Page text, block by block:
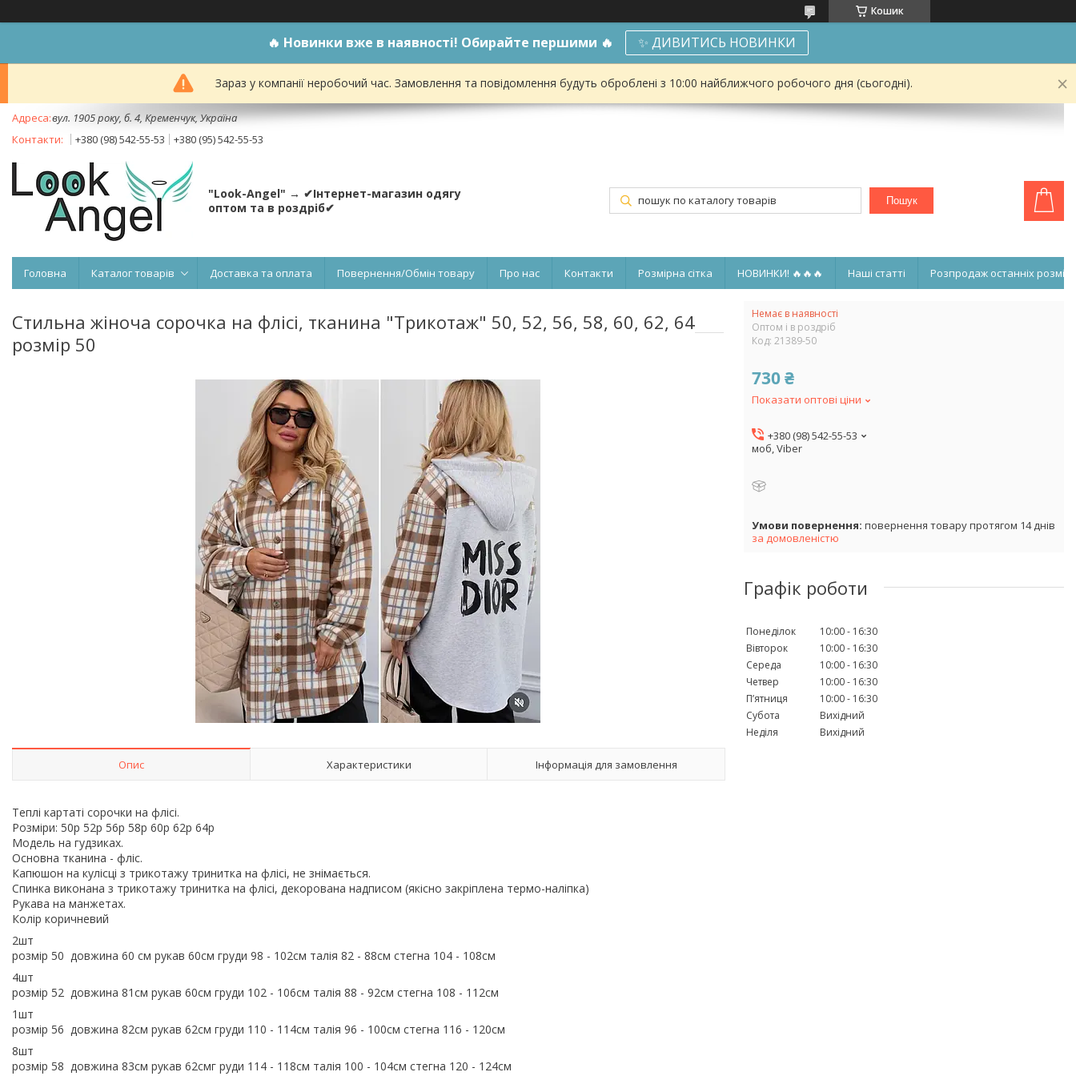
Кошик
🔥 Новинки вже в наявності! Обирайте першими 🔥 ✨ ДИВИТИСЬ НОВИНКИ
Зараз у компанії неробочий час. Замовлення та повідомлення будуть оброблені з 10:00 найближчого робочого дня (сьогодні).
вул. 1905 року, б. 4, Кременчук, Україна
+380 (98) 542-55-53
+380 (95) 542-55-53
"Look-Angel" → ✔Інтернет-магазин одягу
оптом та в роздріб✔
Пошук
Головна Каталог товарів Доставка та оплата Повернення/Обмін товару Про нас Контакти Розмірна сітка НОВИНКИ! 🔥🔥🔥 Наші статті Розпродаж останніх
Стильна жіноча сорочка на флісі, тканина "Трикотаж" 50, 52, 56, 58, 60, 62, 64
розмір 50
Опис Характеристики Інформація для замовлення
Теплі картаті сорочки на флісі.
Розміри: 50р 52р 56р 58р 60р 62р 64р
Модель на гудзиках.
Основна тканина - фліс.
Капюшон на кулісці з трикотажу тринитка на флісі, не знімається.
Спинка виконана з трикотажу тринитка на флісі, декорована надписом (якісно закріплена термо-наліпка)
Рукава на манжетах.
Колір коричневий
2шт
розмір 50 довжина 60 см рукав 60см груди 98 - 102см талія 82 - 88см стегна 104 - 108см
4шт
розмір 52 довжина 81см рукав 60см груди 102 - 106см талія 88 - 92см стегна 108 - 112см
1шт
розмір 56 довжина 82см рукав 62см груди 110 - 114см талія 96 - 100см стегна 116 - 120см
8шт
розмір 58 довжина 83см рукав 62смг руди 114 - 118см талія 100 - 104см стегна 120 - 124см
Немає в наявності
Оптом і в роздріб
Код: 21389-50
730 ₴
Показати оптові ціни
+380 (98) 542-55-53
моб, Viber
повернення товару протягом 14 днів
за домовленістю
Графік роботи
Понеділок 10:00
16:30
Вівторок
10:00
16:30
Середа
10:00
16:30
Четвер
10:00
16:30
Пʼятниця
10:00
16:30
Субота
Вихідний
Неділя
Вихідний